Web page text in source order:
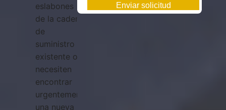
eslabones
de la cadena
de
suministro
existente o
necesiten
encontrar
urgentemente
una nueva